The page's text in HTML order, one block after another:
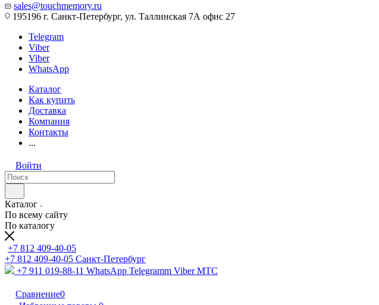
sales@touchmemory.ru
195196 г. Санкт-Петербург, ул. Таллинская 7А офис 27
Telegram
Viber
Viber
WhatsApp
Каталог
Как купить
Доставка
Компания
Контакты
...
Войти
Каталог
По всему сайту
По каталогу
+7 812 409-40-05
+7 812 409-40-05 Санĸт-Петербург
+7 911 019-88-11 WhatsApp Telegramm Viber МТС
Сравнение0